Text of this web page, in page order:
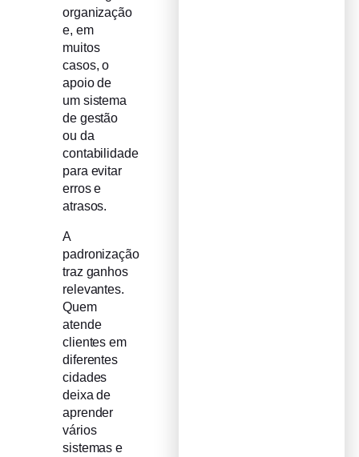
organização
e, em
muitos
casos, o
apoio de
um sistema
de gestão
ou da
contabilidade
para evitar
erros e
atrasos.
A
padronização
traz ganhos
relevantes.
Quem
atende
clientes em
diferentes
cidades
deixa de
aprender
vários
sistemas e